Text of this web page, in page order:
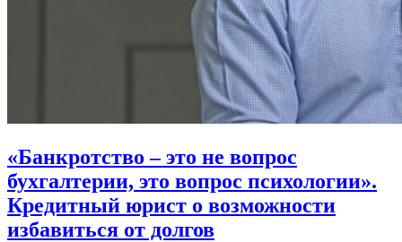
«Банкротство – это не вопрос
бухгалтерии, это вопрос психологии».
Кредитный юрист о возможности
избавиться от долгов